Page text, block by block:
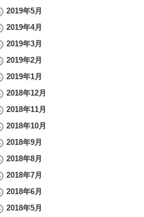
2019年5月
2019年4月
2019年3月
2019年2月
2019年1月
2018年12月
2018年11月
2018年10月
2018年9月
2018年8月
2018年7月
2018年6月
2018年5月